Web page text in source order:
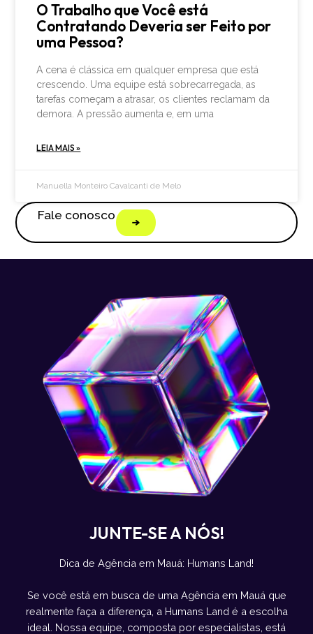
O Trabalho que Você está
Contratando Deveria ser Feito por
uma Pessoa?
A cena é clássica em qualquer empresa que está
crescendo. Uma equipe está sobrecarregada, as
tarefas começam a atrasar, os clientes reclamam da
demora. A pressão aumenta e, em uma
LEIA MAIS »
Manuella Monteiro Cavalcanti de Melo
Fale conosco
JUNTE-SE A NÓS!
Dica de Agência em Mauá: Humans Land!
Se você está em busca de uma Agência em Mauá que
realmente faça a diferença, a Humans Land é a escolha
ideal. Nossa equipe, composta por especialistas, está